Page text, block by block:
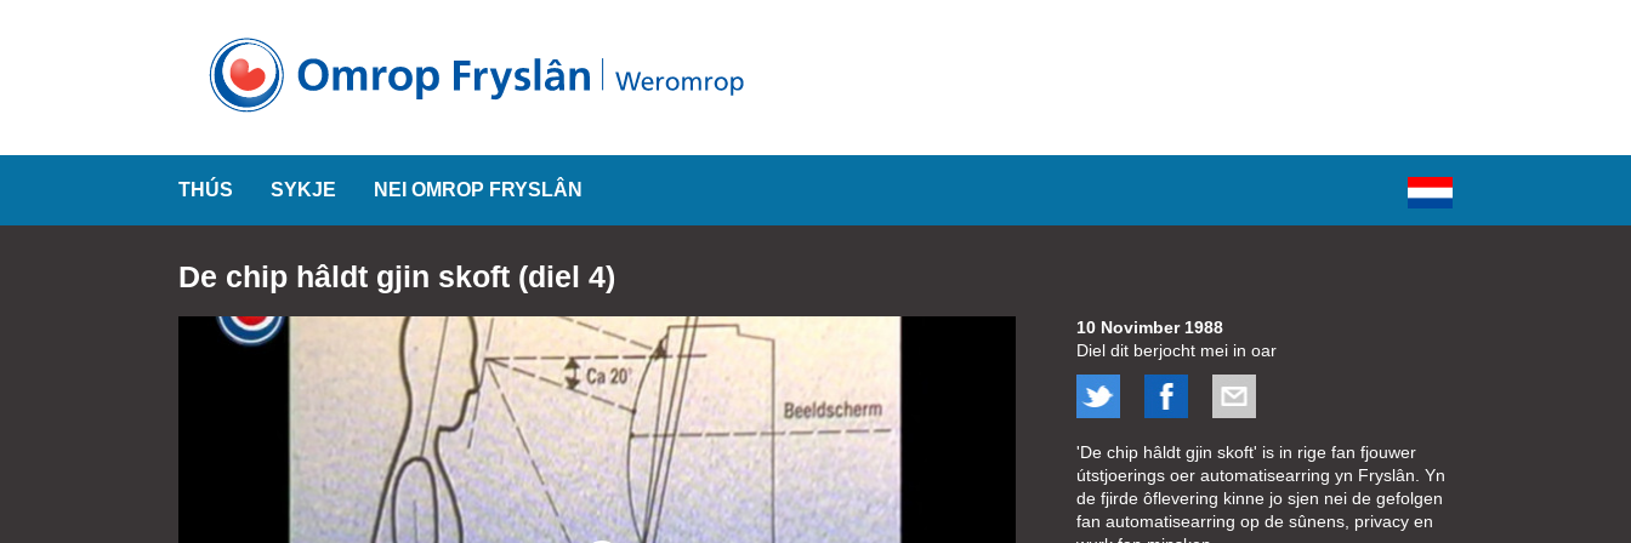
THÚS SYKJE NEI OMROP FRYSLÂN
De chip hâldt gjin skoft (diel 4)
10 Novimber 1988
Diel dit berjocht mei in oar
'De chip hâldt gjin skoft' is in rige fan fjouwer
útstjoerings oer automatisearring yn Fryslân. Yn
de fjirde ôflevering kinne jo sjen nei de gefolgen
fan automatisearring op de sûnens, privacy en